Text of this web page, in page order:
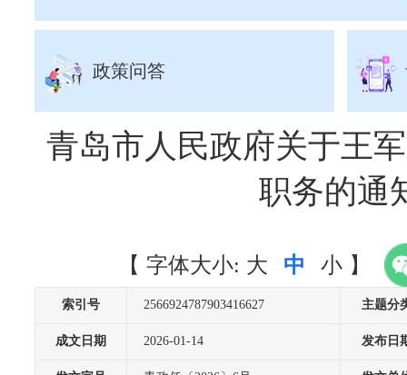
政策问答
青岛市人民政府关于王
职务的通
【 字体大小: 大 中 小 】
索引号 2566924787903416627 主题分
成文日期 2026-01-14 发布日